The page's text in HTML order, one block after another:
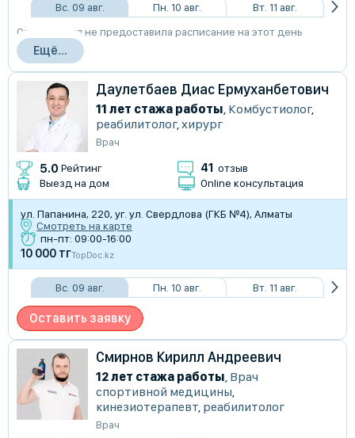
Вс. 09 авг. Пн. 10 авг.
Вт. 11 авг.
Организация не предоставила расписание на этот день
Ещё...
Даулетбаев Диас Ермуханбетович
11 лет стажа работы, Комбустиолог,
реабилитолог,хирург
Врач
5.0 Рейтинг 41 отзыв
Выезд на дом
Online консультация
ул. Папанина, 220, уг. ул. Свердлова (ГКБ №4), Алматы
Смотреть на карте
пн-пт: 09:00-16:00
10 000 тгTopDoc.kz
Вс. 09 авг. Пн. 10 авг. Вт. 11 авг.
Оставить заявку
Смирнов Кирилл Андреевич
12 лет стажа работы, Врач
спортивной медицины,
кинезиотерапевт, реабилитолог
Врач